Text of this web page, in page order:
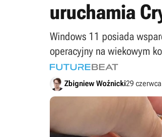
uruchamia
Windows 11 posiada
operacyjny na wiekowym
Zbigniew Woźnicki29